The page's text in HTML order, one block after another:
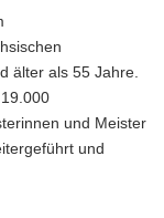
älter als 55 Jahre.
und Meister
und